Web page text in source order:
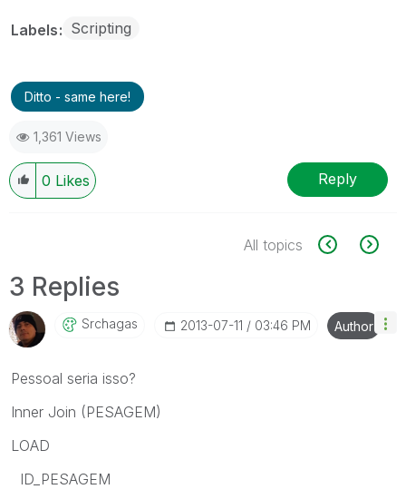
Labels Scripting
Ditto - same here!
1,361 Views
0 Likes Reply
All topics
3 Replies
Srchagas ‎2013-07-11 03:46 PM Author
Pessoal seria isso?
Inner Join (PESAGEM)
LOAD
ID_PESAGEM